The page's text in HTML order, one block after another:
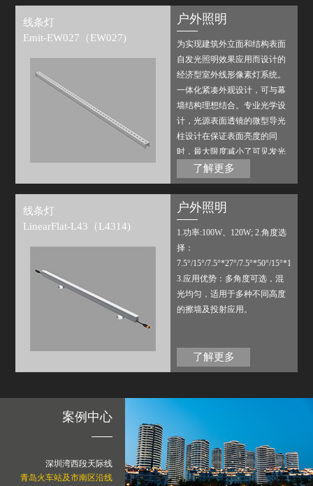
线条灯
Emit-EW027（EW027)
户外照明
为实现建筑外立面和结构表面
自发光照明效果应用而设计的
经济型室外线形像素灯系统。
一体化紧凑外观设计，可与幕
墙结构理想结合。专业光学设
计，光源表面透镜的微型导光
柱设计在保证表面亮度的同
时，最大限度减小了可见发光
表面，增加了视觉舒适度。多
像 素设计，搭配公司内部配置
现多种场景变化。
了解更多
线条灯
LinearFlat-L43（L4314)
户外照明
1.功率:100W、120W; 2.角度选
择：
7.5°/15°/7.5°*27°/7.5°*50°/15°*17°/
3.应用优势：多角度可选，混
光均匀，适用于多种不同高度
的擦墙及投射应用。
了解更多
案例中心
深圳湾西段天际线
青岛火车站及市南区沿线